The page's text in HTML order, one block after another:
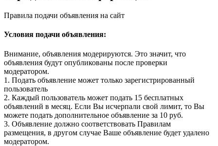
Правила подачи объявления на сайт
Условия подачи объявления:
Внимание, объявления модерируются. Это значит, что
объявления будут опубликованы после проверки
модератором.
1. Подать объявление может только зарегистрированный
пользователь
2. Каждый пользователь может подать 15 бесплатных
объявлений в месяц. Если Вы исчерпали свой лимит, то Вы
можете подать дополнительное объявление за 10 руб.
3. Объявление должно соответствовать Правилам
размещения, в другом случае Ваше объявление будет удалено
модератором.